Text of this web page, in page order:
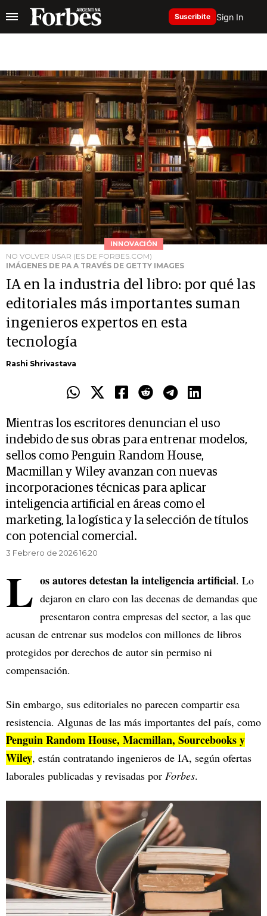
Suscribite Sign In
INNOVACIÓN
NO VOLVER USAR (ES DE FORBES.COM)
IMÁGENES DE PA A TRAVÉS DE GETTY IMAGES
IA en la industria del libro: por qué las
editoriales más importantes suman
ingenieros expertos en esta
tecnología
Rashi Shrivastava
Mientras los escritores denuncian el uso
indebido de sus obras para entrenar modelos,
sellos como Penguin Random House,
Macmillan y Wiley avanzan con nuevas
incorporaciones técnicas para aplicar
inteligencia artificial en áreas como el
marketing, la logística y la selección de títulos
con potencial comercial.
3 Febrero de 2026 16.20
L os autores detestan la inteligencia artificial. Lo
dejaron en claro con las decenas de demandas que
presentaron contra empresas del sector, a las que
acusan de entrenar sus modelos con millones de libros
protegidos por derechos de autor sin permiso ni
compensación.
Sin embargo, sus editoriales no parecen compartir esa
resistencia. Algunas de las más importantes del país, como
Penguin Random House, Macmillan, Sourcebooks y
Wiley, están contratando ingenieros de IA, según ofertas
laborales publicadas y revisadas por Forbes.